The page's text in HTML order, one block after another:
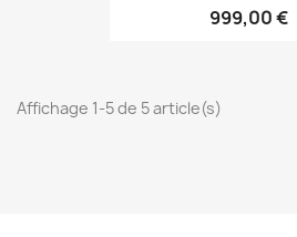
999,00 €
Affichage 1-5 de 5 article(s)